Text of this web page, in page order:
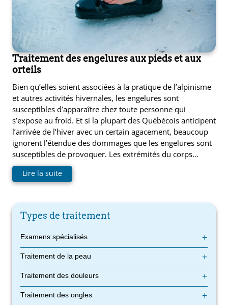
Traitement des engelures aux pieds et aux
orteils
Bien qu’elles soient associées à la pratique de l’alpinisme
et autres activités hivernales, les engelures sont
susceptibles d’apparaître chez toute personne qui
s’expose au froid. Et si la plupart des Québécois anticipent
l’arrivée de l’hiver avec un certain agacement, beaucoup
ignorent l’étendue des dommages que les engelures sont
susceptibles de provoquer. Les extrémités du corps…
Lire la suite
Types de traitement
Examens spécialisés
Évaluation posturale : les avantages
Imagerie numérique 2D et 3D des pieds
L’échographie du pied
L’évaluation des pieds des enfants
L’examen biomécanique du pied
La culture de l’ongle : identifier une infection fongique en
Traitement de la peau
Soins des pieds : ongles, cors et callosités
Traitement de la transpiration excessive des pieds
Traitement des engelures aux pieds et aux orteils
Traitement des verrues plantaires
Traitement des douleurs
Évaluation posturale : les avantages
Imagerie numérique 2D et 3D des pieds
Traitement des ongles